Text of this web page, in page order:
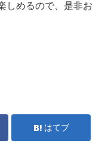
しめるので、是非お
はてブ